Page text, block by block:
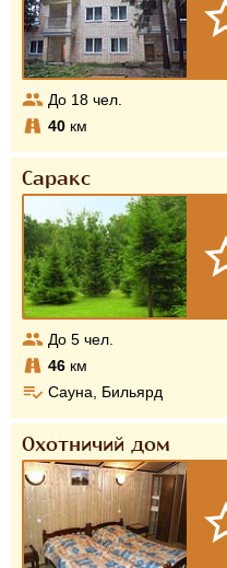
До 18 чел.
40 км
Саракс
До 5 чел.
46 км
Сауна, Бильярд
Охотничий дом